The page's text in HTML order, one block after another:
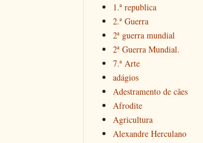
1.ª republica
2.ª Guerra
2ª guerra mundial
2ª Guerra Mundial.
7.ª Arte
adágios
Adestramento de cães
Afrodite
Agricultura
Alexandre Herculano